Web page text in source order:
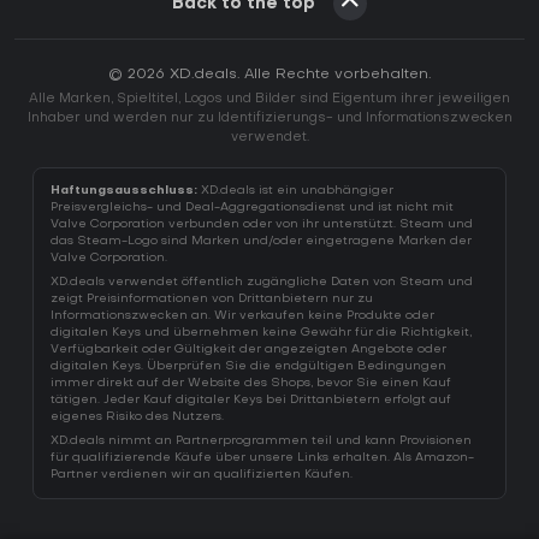
Back to the top
© 2026 XD.deals. Alle Rechte vorbehalten.
Alle Marken, Spieltitel, Logos und Bilder sind Eigentum ihrer jeweiligen
Inhaber und werden nur zu Identifizierungs- und Informationszwecken
verwendet.
Haftungsausschluss: XD.deals ist ein unabhängiger
Preisvergleichs- und Deal-Aggregationsdienst und ist nicht mit
Valve Corporation verbunden oder von ihr unterstützt. Steam und
das Steam-Logo sind Marken und/oder eingetragene Marken der
Valve Corporation.
XD.deals verwendet öffentlich zugängliche Daten von Steam und
zeigt Preisinformationen von Drittanbietern nur zu
Informationszwecken an. Wir verkaufen keine Produkte oder
digitalen Keys und übernehmen keine Gewähr für die Richtigkeit,
Verfügbarkeit oder Gültigkeit der angezeigten Angebote oder
digitalen Keys. Überprüfen Sie die endgültigen Bedingungen
immer direkt auf der Website des Shops, bevor Sie einen Kauf
tätigen. Jeder Kauf digitaler Keys bei Drittanbietern erfolgt auf
eigenes Risiko des Nutzers.
XD.deals nimmt an Partnerprogrammen teil und kann Provisionen
für qualifizierende Käufe über unsere Links erhalten. Als Amazon-
Partner verdienen wir an qualifizierten Käufen.